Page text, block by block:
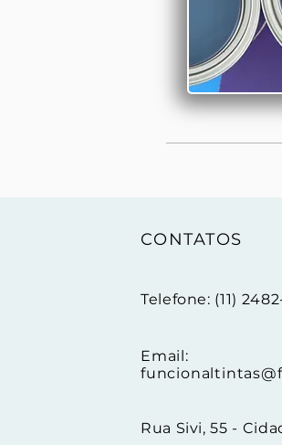
CONTATOS
Telefone: (11)
Email:
Rua Sivi, 55 -